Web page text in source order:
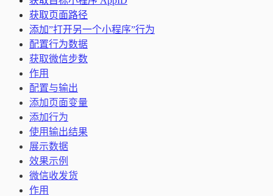
获取页面路径
添加”打开另一个小程序”行为
配置行为数据
获取微信步数
作用
配置与输出
添加页面变量
添加行为
使用输出结果
展示数据
效果示例
微信收发货
作用